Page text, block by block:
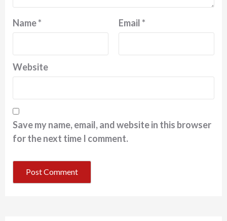
Name* Email*
Website
Save my name, email, and website in this browser
for the next time I comment.